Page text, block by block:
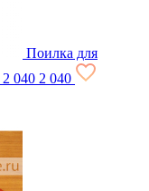
Поилка для
2 040 2 040